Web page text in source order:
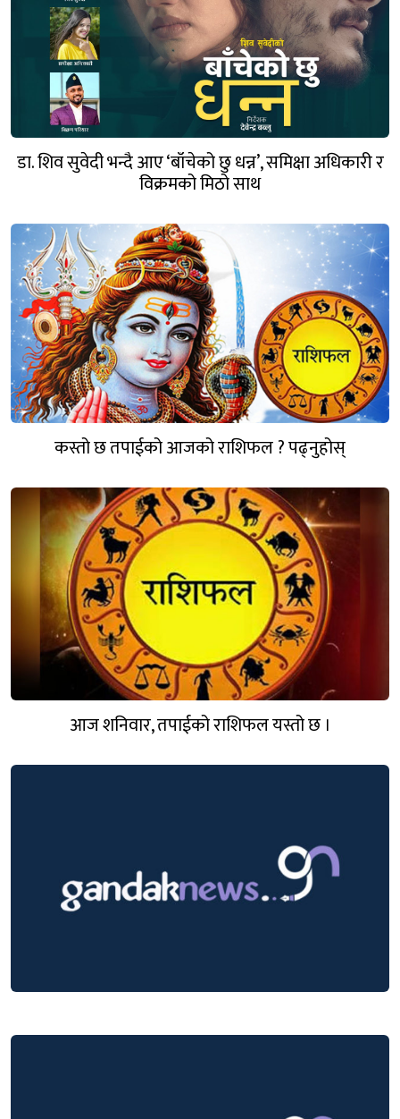
डा. शिव सुवेदी भन्दै आए ‘बाँचेको छु धन्न’, समिक्षा अधिकारी र
विक्रमको मिठो साथ
कस्तो छ तपाईको आजको राशिफल ? पढ्नुहोस्
आज शनिवार, तपाईको राशिफल यस्तो छ ।